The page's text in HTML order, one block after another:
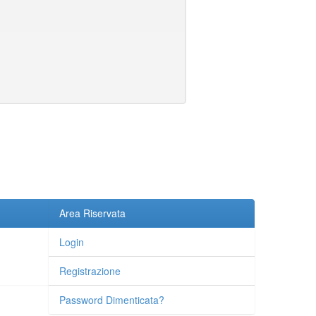
Area Riservata
Login
Registrazione
Password Dimenticata?